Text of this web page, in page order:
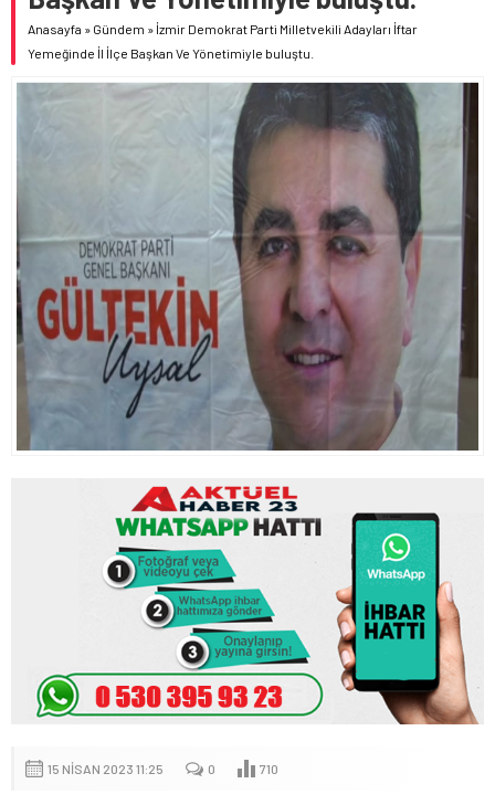
DOLAR
47,7111
Anasayfa » Gündem » İzmir Demokrat Parti Milletvekili Adayları İftar
Yemeğinde İl İlçe Başkan Ve Yönetimiyle buluştu.
15 NISAN 2023 11:25 0 710